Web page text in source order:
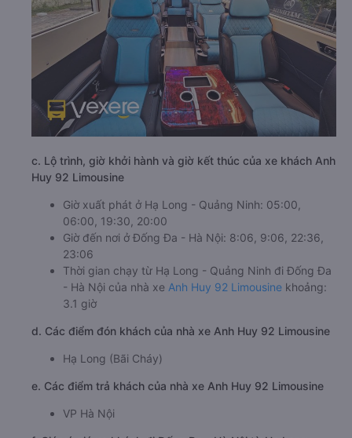
c. Lộ trình, giờ khởi hành và giờ kết thúc của xe khách Anh
Huy 92 Limousine
Giờ xuất phát ở Hạ Long - Quảng Ninh: 05:00,
06:00, 19:30, 20:00
Giờ đến nơi ở Đống Đa - Hà Nội: 8:06, 9:06, 22:36,
23:06
Thời gian chạy từ Hạ Long - Quảng Ninh đi Đống Đa
- Hà Nội của nhà xe Anh Huy 92 Limousine khoảng:
3.1 giờ
d. Các điểm đón khách của nhà xe Anh Huy 92 Limousine
Hạ Long (Bãi Cháy)
e. Các điểm trả khách của nhà xe Anh Huy 92 Limousine
VP Hà Nội